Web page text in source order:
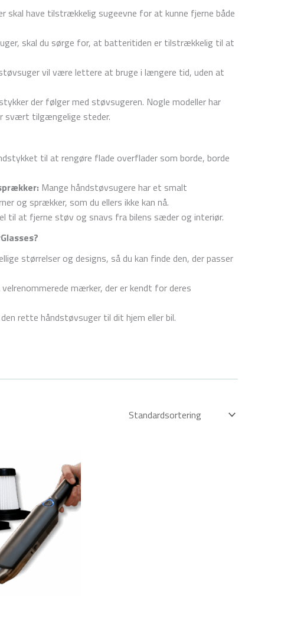
skal have tilstrækkelig sugeevne for at kunne fjerne både
skal du sørge for, at batteritiden er tilstrækkelig til at
vil være lettere at bruge i længere tid, uden at
der følger med støvsugeren. Nogle modeller har
svært tilgængelige steder.
til at rengøre flade overflader som borde, borde
Mange håndstøvsugere har et smalt
og sprækker, som du ellers ikke kan nå.
til at fjerne støv og snavs fra bilens sæder og interiør.
størrelser og designs, så du kan finde den, der passer
mærker, der er kendt for deres
rette håndstøvsuger til dit hjem eller bil.